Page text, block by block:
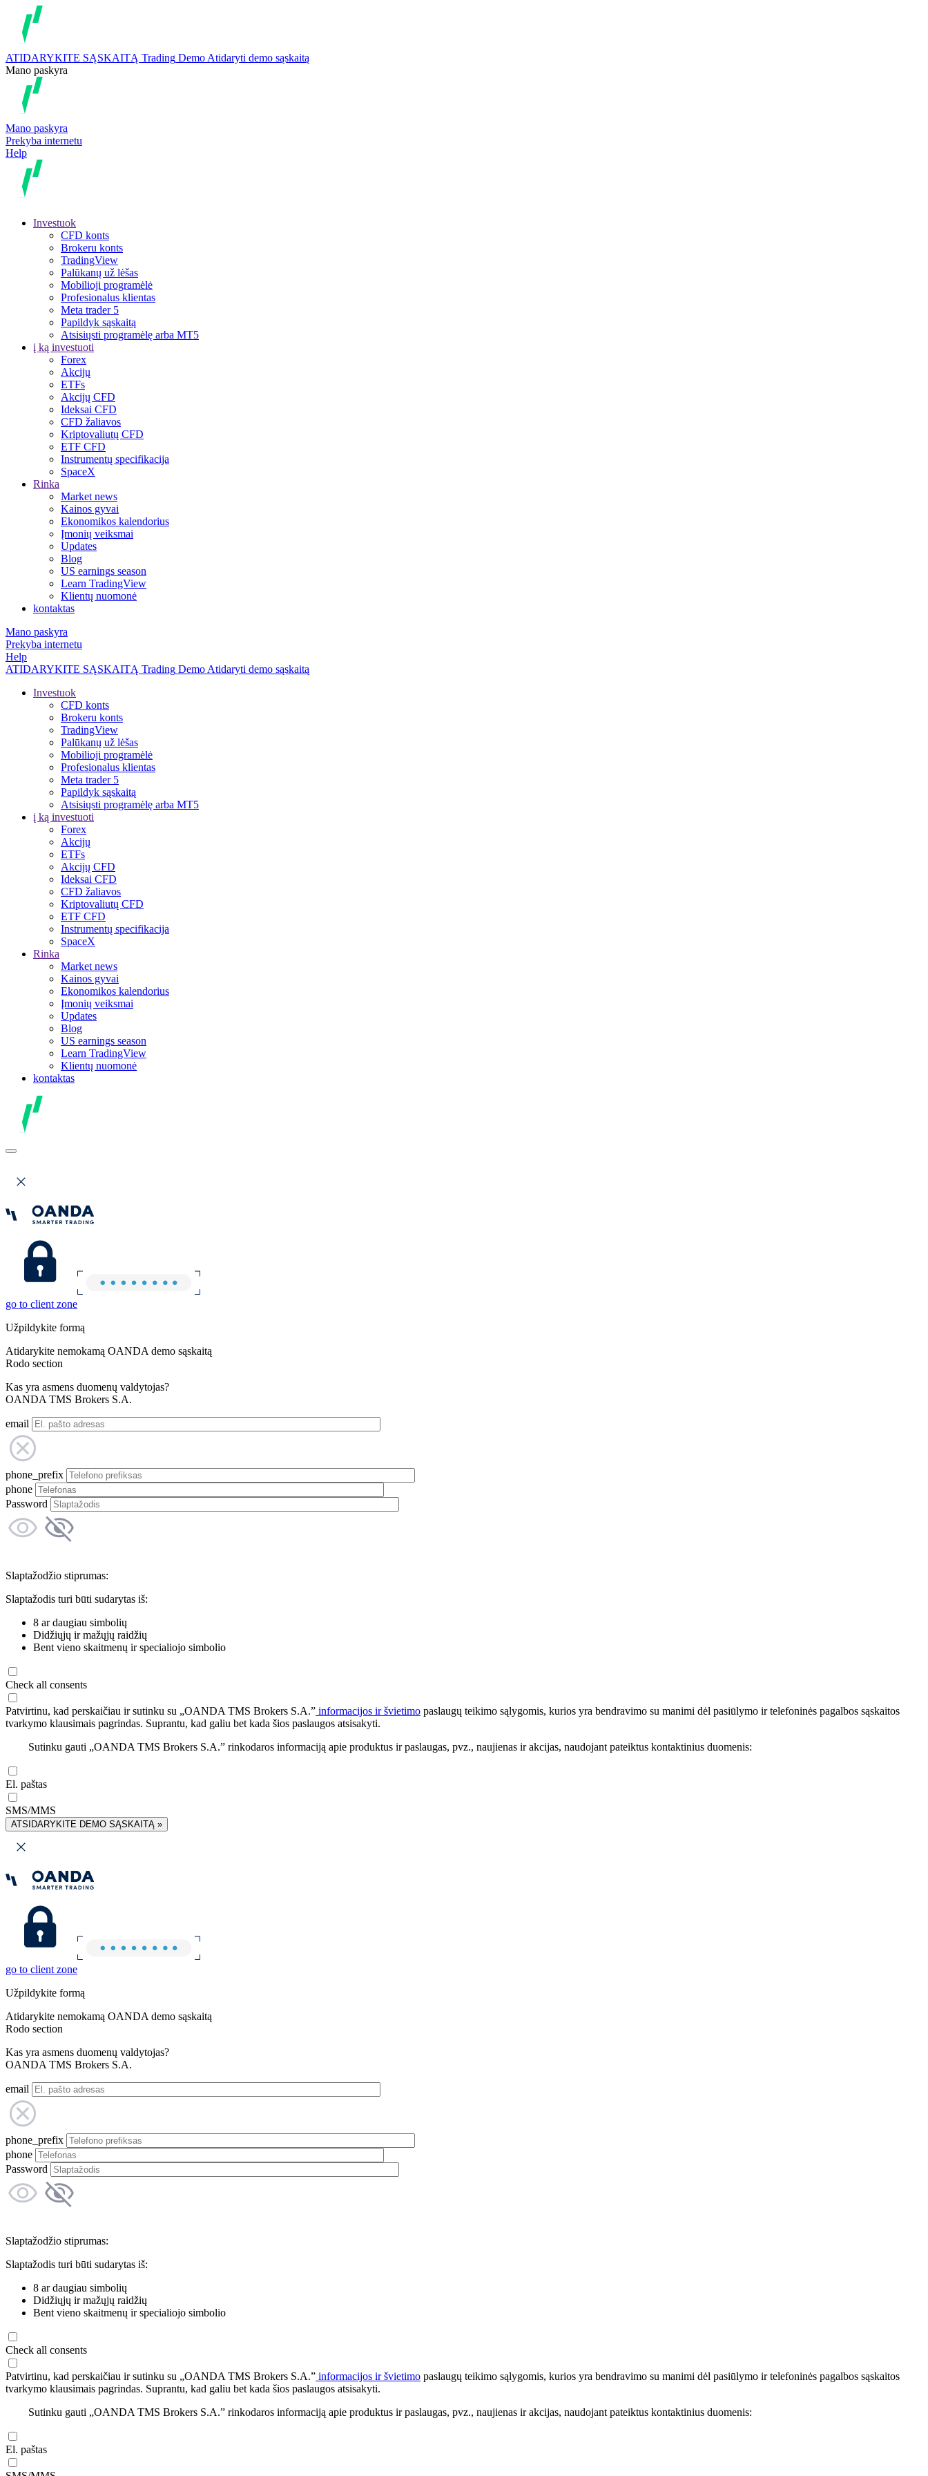
ATIDARYKITE SĄSKAITĄ Trading Demo Atidaryti demo sąskaitą
Mano paskyra
Mano paskyra
Prekyba internetu
Help
Investuok
CFD konts
Brokeru konts
TradingView
Palūkanų už lėšas
Mobilioji programėlė
Profesionalus klientas
Meta trader 5
Papildyk sąskaitą
Atsisiųsti programėlę arba MT5
į ką investuoti
Forex
Akcijų
ETFs
Akcijų CFD
Ideksai CFD
CFD žaliavos
Kriptovaliutų CFD
ETF CFD
Instrumentų specifikacija
SpaceX
Rinka
Market news
Kainos gyvai
Ekonomikos kalendorius
Įmonių veiksmai
Updates
Blog
US earnings season
Learn TradingView
Klientų nuomonė
kontaktas
Mano paskyra
Prekyba internetu
Help
ATIDARYKITE SĄSKAITĄ Trading Demo Atidaryti demo sąskaitą
Investuok
CFD konts
Brokeru konts
TradingView
Palūkanų už lėšas
Mobilioji programėlė
Profesionalus klientas
Meta trader 5
Papildyk sąskaitą
Atsisiųsti programėlę arba MT5
į ką investuoti
Forex
Akcijų
ETFs
Akcijų CFD
Ideksai CFD
CFD žaliavos
Kriptovaliutų CFD
ETF CFD
Instrumentų specifikacija
SpaceX
Rinka
Market news
Kainos gyvai
Ekonomikos kalendorius
Įmonių veiksmai
Updates
Blog
US earnings season
Learn TradingView
Klientų nuomonė
kontaktas
go to client zone
Užpildykite formą
Atidarykite nemokamą OANDA demo sąskaitą
Rodo section
Kas yra asmens duomenų valdytojas?
OANDA TMS Brokers S.A.
email
phone_prefix
phone
Password
Slaptažodžio stiprumas:
Slaptažodis turi būti sudarytas iš:
8 ar daugiau simbolių
Didžiųjų ir mažųjų raidžių
Bent vieno skaitmenų ir specialiojo simbolio
Check all consents
Patvirtinu, kad perskaičiau ir sutinku su „OANDA TMS Brokers S.A.” informacijos ir švietimo paslaugų teikimo sąlygomis, kurios yra bendravimo su manimi dėl pasiūlymo ir telefoninės pagalbos sąskaitos
tvarkymo klausimais pagrindas. Suprantu, kad galiu bet kada šios paslaugos atsisakyti.
Sutinku gauti „OANDA TMS Brokers S.A.” rinkodaros informaciją apie produktus ir paslaugas, pvz., naujienas ir akcijas, naudojant pateiktus kontaktinius duomenis:
El. paštas
SMS/MMS
ATSIDARYKITE DEMO SĄSKAITĄ »
go to client zone
Užpildykite formą
Atidarykite nemokamą OANDA demo sąskaitą
Rodo section
Kas yra asmens duomenų valdytojas?
OANDA TMS Brokers S.A.
email
phone_prefix
phone
Password
Slaptažodžio stiprumas:
Slaptažodis turi būti sudarytas iš:
8 ar daugiau simbolių
Didžiųjų ir mažųjų raidžių
Bent vieno skaitmenų ir specialiojo simbolio
Check all consents
Patvirtinu, kad perskaičiau ir sutinku su „OANDA TMS Brokers S.A.” informacijos ir švietimo paslaugų teikimo sąlygomis, kurios yra bendravimo su manimi dėl pasiūlymo ir telefoninės pagalbos sąskaitos
tvarkymo klausimais pagrindas. Suprantu, kad galiu bet kada šios paslaugos atsisakyti.
Sutinku gauti „OANDA TMS Brokers S.A.” rinkodaros informaciją apie produktus ir paslaugas, pvz., naujienas ir akcijas, naudojant pateiktus kontaktinius duomenis:
El. paštas